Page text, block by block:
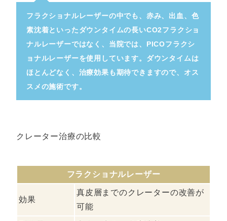
フラクショナルレーザーの中でも、赤み、出血、色
素沈着といったダウンタイムの長いCO2フラクショ
ナルレーザーではなく、当院では、PICOフラクシ
ョナルレーザーを使用しています。ダウンタイムは
ほとんどなく、治療効果も期待できますので、オス
スメの施術です。
クレーター治療の比較
フラクショナルレーザー
効果
真皮層までのクレーターの改善が
可能